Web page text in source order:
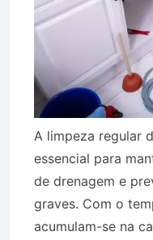
A limpeza regular
essencial para
de drenagem e
graves. Com o
acumulam-se na